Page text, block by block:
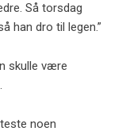
Så torsdag
han dro til legen.”
skulle være
noen